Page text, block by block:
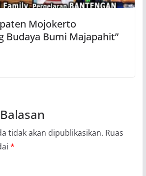
Mojokerto
Budaya Bumi Majapahit”
tidak akan dipublikasikan. Ruas
*